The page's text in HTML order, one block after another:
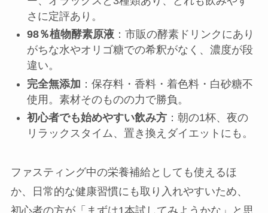
さに定評あり。
98％植物酵素原液：市販の酵素ドリンクにあり
がちな水やオリゴ糖での希釈がなく、濃度が段
違い。
完全無添加 ：保存料・香料・着色料・白砂糖不
使用。素材そのものの力で勝負。
初心者でも始めやすい飲み方：朝の1杯、夜の
リラックスタイム、置き換えダイエットにも。
ファスティング中の栄養補給としても使えるほ
か、日常的な健康習慣にも取り入れやすいため、